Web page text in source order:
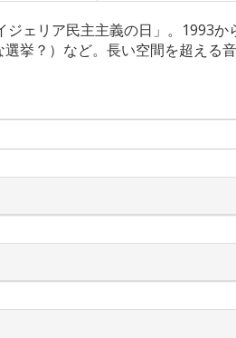
ェリア民主主義の日」。1993
挙？）など。長い空間を超える